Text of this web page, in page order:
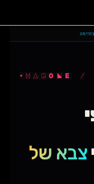
בזרימה
MAGONE /
צבא של